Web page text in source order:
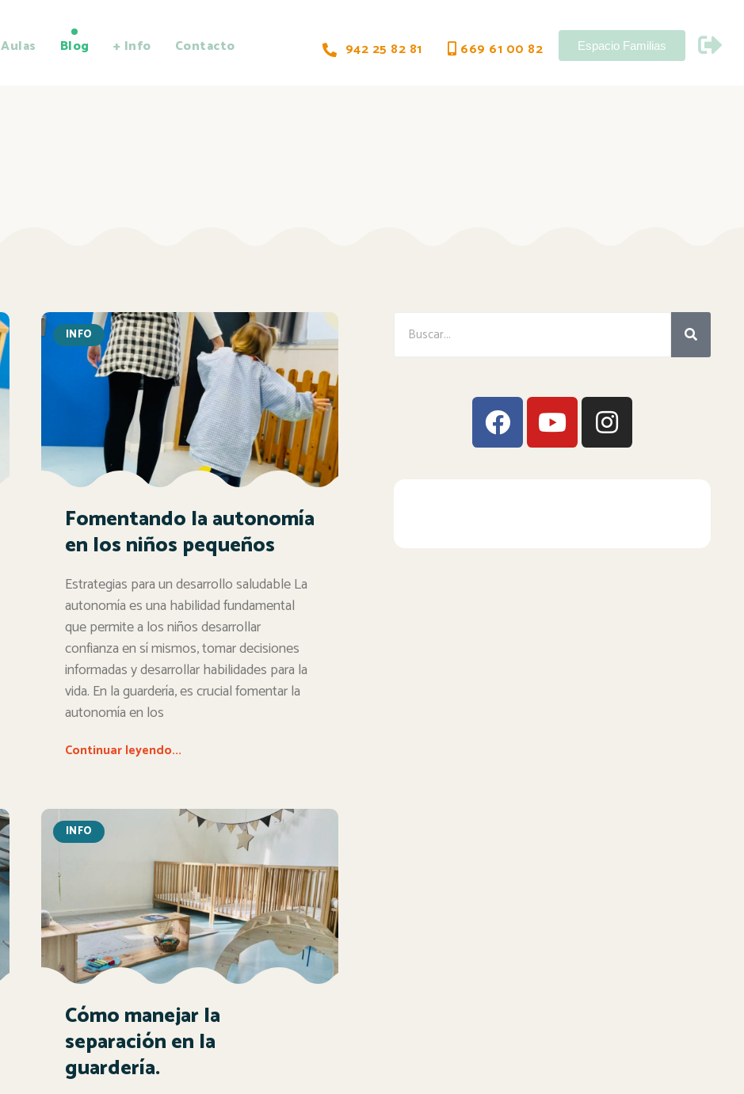
Aulas Blog + Info Contacto 942 25 82 81 669 61 00 82 Espacio Familias
INFO
Fomentando la autonomía
en los niños pequeños
Estrategias para un desarrollo saludable La
autonomía es una habilidad fundamental
que permite a los niños desarrollar
confianza en sí mismos, tomar decisiones
informadas y desarrollar habilidades para la
vida. En la guardería, es crucial fomentar la
autonomía en los
Continuar leyendo...
INFO
Cómo manejar la
separación en la
guardería.